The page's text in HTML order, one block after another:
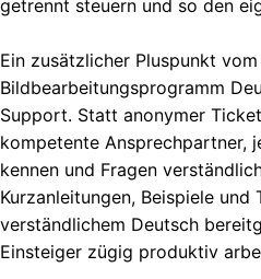
getrennt steuern und so den
Ein zusätzlicher Pluspunkt vom
Bildbearbeitungsprogramm
Support. Statt anonymer
kompetente Ansprechpartner,
kennen und Fragen
Kurzanleitungen, Beispiele und
verständlichem Deutsch
Einsteiger zügig produktiv